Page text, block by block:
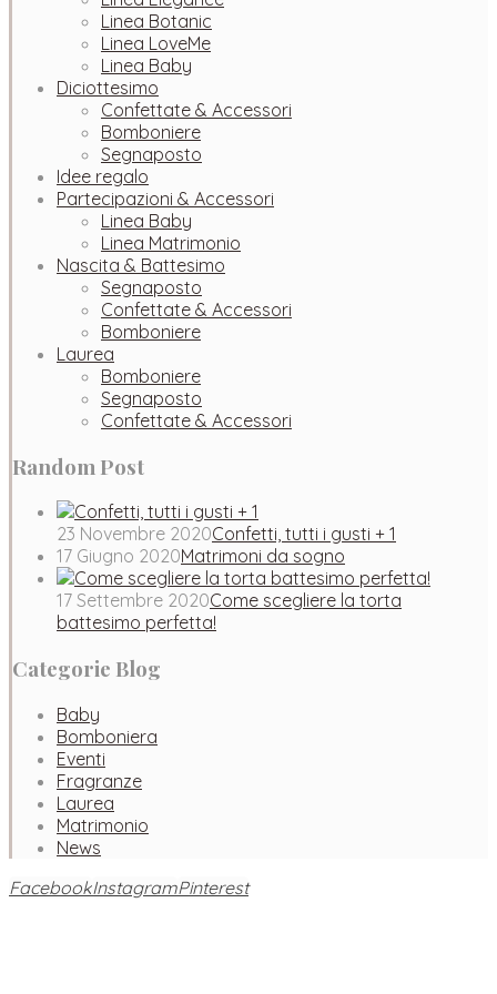
Linea Botanic
Linea LoveMe
Linea Baby
Diciottesimo
Confettate & Accessori
Bomboniere
Segnaposto
Idee regalo
Partecipazioni & Accessori
Linea Baby
Linea Matrimonio
Nascita & Battesimo
Segnaposto
Confettate & Accessori
Bomboniere
Laurea
Bomboniere
Segnaposto
Confettate & Accessori
Random Post
23 Novembre 2020Confetti, tutti i gusti + 1
17 Giugno 2020Matrimoni da sogno
17 Settembre 2020Come scegliere la torta
battesimo perfetta!
Categorie Blog
Baby
Bomboniera
Eventi
Fragranze
Laurea
Matrimonio
News
FacebookInstagramPinterest